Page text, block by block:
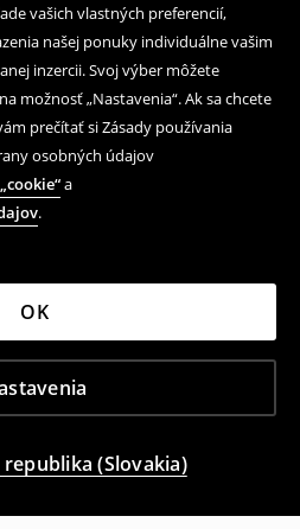
vašich vlastných preferencií,
našej ponuky individuálne vašim
inzercii. Svoj výber môžete
možnosť „Nastavenia“. Ak sa chcete
prečítať si Zásady používania
osobných údajov
a
.
OK
(Slovakia)